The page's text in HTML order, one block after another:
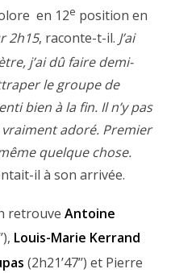
en 12e position en
2h15, raconte-t-il. J’ai
j’ai dû faire demi-
le groupe de
bien à la fin. Il n’y pas
adoré. Premier
quelque chose.
il à son arrivée.
retrouve Antoine
Louis-Marie Kerrand
(2h21’47’’) et Pierre